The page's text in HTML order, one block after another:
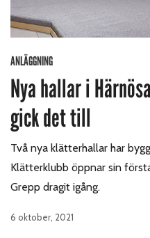
ANLÄGGNING
Nya hallar i
gick det till
Två nya klätterhallar har
Klätterklubb öppnar sin
Grepp dragit igång.
6 oktober, 2021